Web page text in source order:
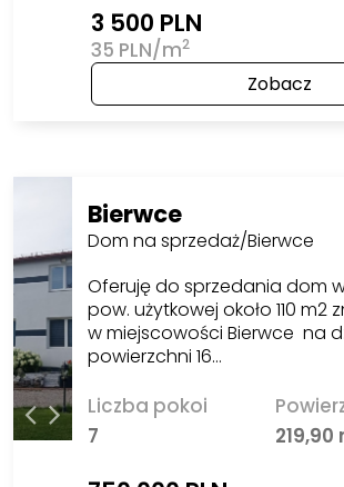
3 500 PLN
35 PLN/m2
Zobacz
Bierwce
Dom na sprzedaż/Bierwce
Oferuję do sprzedania dom
pow. użytkowej około 110 m2
w miejscowości Bierwce na
powierzchni 16…
Liczba pokoi
7
219,90